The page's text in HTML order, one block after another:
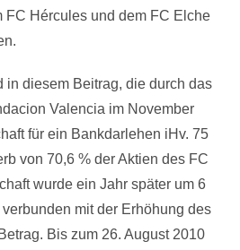
FC Hércules und dem FC Elche
in diesem Beitrag, die durch das
Valencia im November
für ein Bankdarlehen iHv. 75
von 70,6 % der Aktien des FC
wurde ein Jahr später um 6
mit der Erhöhung des
Bis zum 26. August 2010